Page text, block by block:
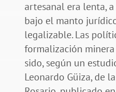
artesanal era lenta,
bajo el manto
legalizable. Las
formalización
sido, según un
Leonardo Güiza, de